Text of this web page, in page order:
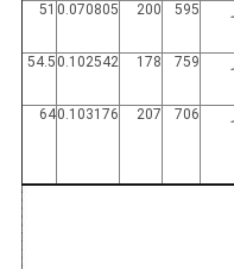
595
200
0.070805
51
759
178
0.102542
54.5
706
207
0.103176
64